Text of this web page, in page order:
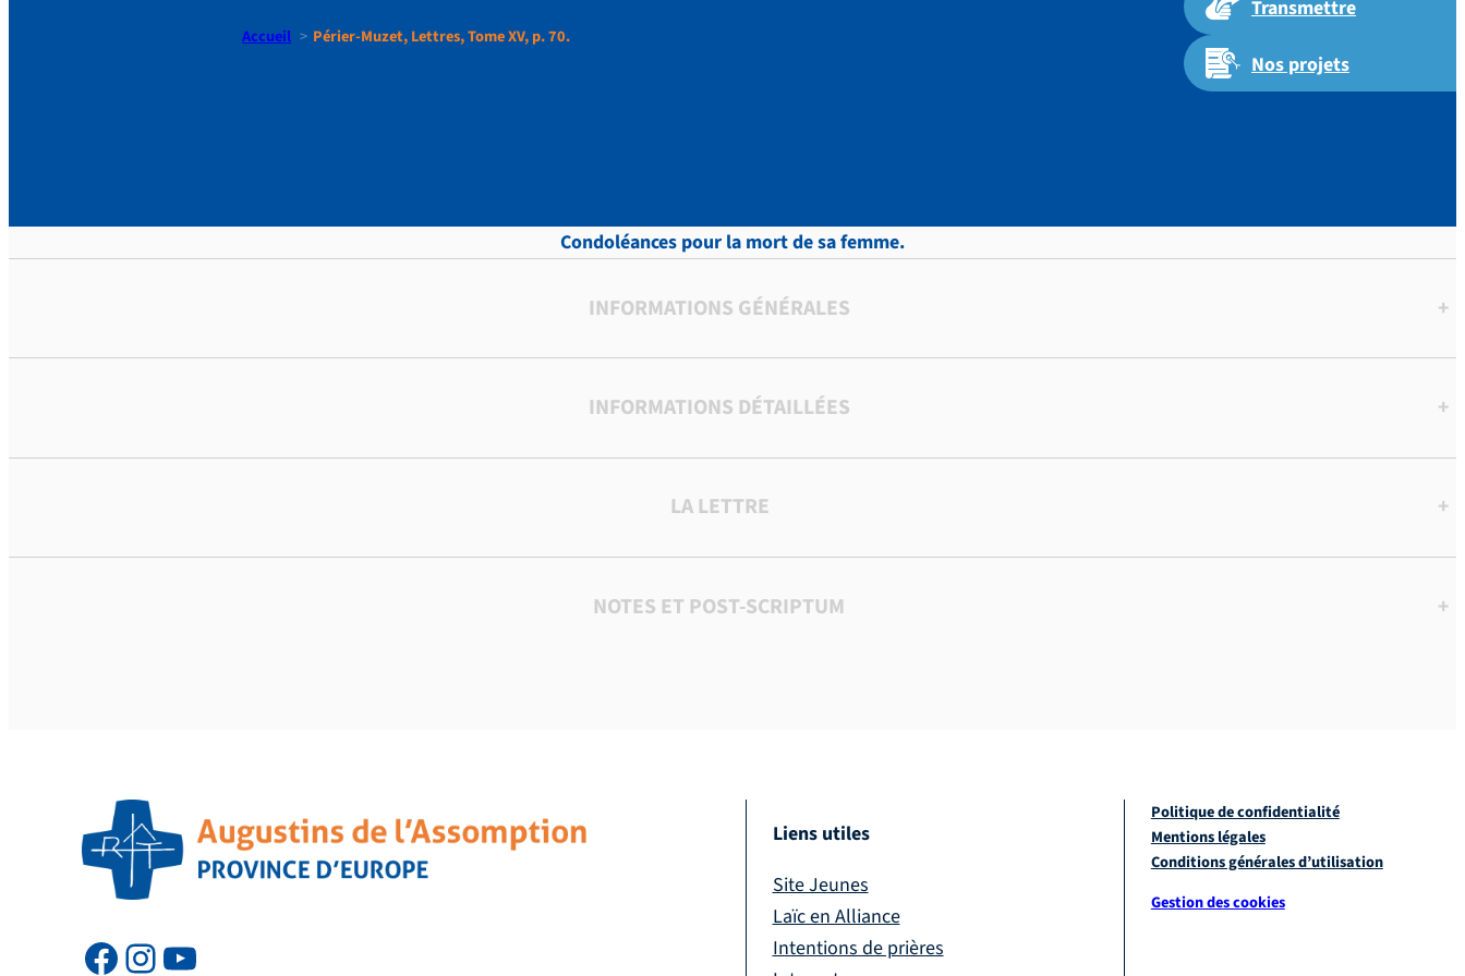
Transmettre
Nos projets
Accueil Périer-Muzet, Lettres, Tome XV, p. 70.
Condoléances pour la mort de sa femme.
INFORMATIONS GÉNÉRALES +
INFORMATIONS DÉTAILLÉES +
LA LETTRE +
NOTES ET POST-SCRIPTUM +
Liens utiles
Site Jeunes
Laïc en Alliance
Intentions de prières
Politique de confidentialité
Mentions légales
Conditions générales d’utilisation
Gestion des cookies